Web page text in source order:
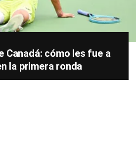
Canadá: cómo les fue a
la primera ronda